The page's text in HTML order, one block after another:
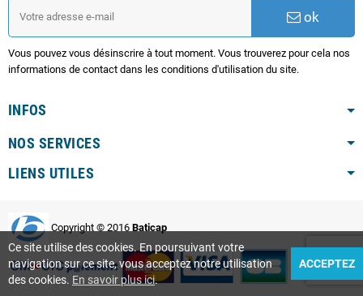
ok
Vous pouvez vous désinscrire à tout moment. Vous trouverez pour cela nos
informations de contact dans les conditions d'utilisation du site.
INFOS
NOS SERVICES
LIENS UTILES
Copyright © 2016 Baticap
Ce site utilise des cookies. En poursuivant votre
navigation sur ce site, vous acceptez notre utilisation
des cookies. En savoir plus ici.
ACCEPTEZ